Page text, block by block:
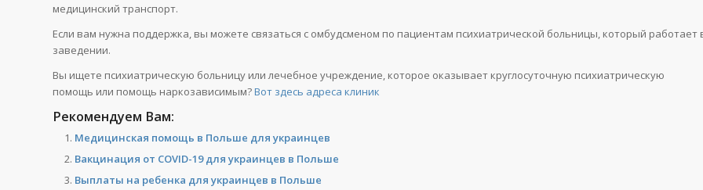
медицинский транспорт.
Если вам нужна поддержка, вы можете связаться с омбудсменом по пациентам психиатрической больницы, который работает
заведении.
Вы ищете психиатрическую больницу или лечебное учреждение, которое оказывает круглосуточную психиатрическую
помощь или помощь наркозависимым?Вот здесь адреса клиник
Рекомендуем Вам:
Медицинская помощь в Польше для украинцев
Вакцинация от COVID-19 для украинцев в Польше
Выплаты на ребенка для украинцев в Польше